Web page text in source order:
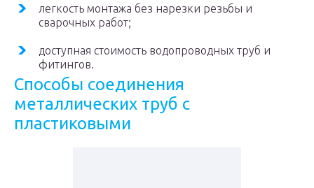
легкость монтажа без нарезки резьбы и
сварочных работ;
доступная стоимость водопроводных труб и
фитингов.
Способы соединения
металлических труб с
пластиковыми